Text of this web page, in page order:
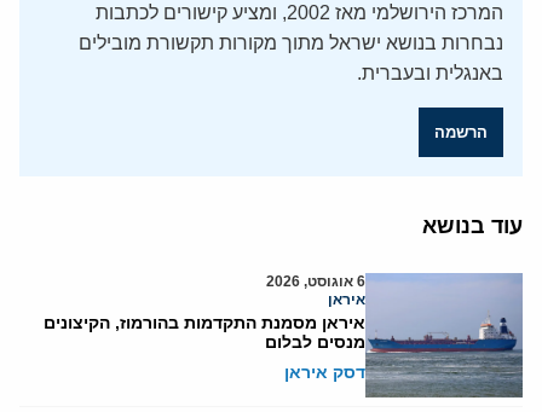
המרכז הירושלמי מאז 2002, ומציע קישורים לכתבות
נבחרות בנושא ישראל מתוך מקורות תקשורת מובילים
באנגלית ובעברית.
הרשמה
עוד בנושא
6 אוגוסט, 2026
איראן
איראן מסמנת התקדמות בהורמוז, הקיצונים
מנסים לבלום
דסק איראן